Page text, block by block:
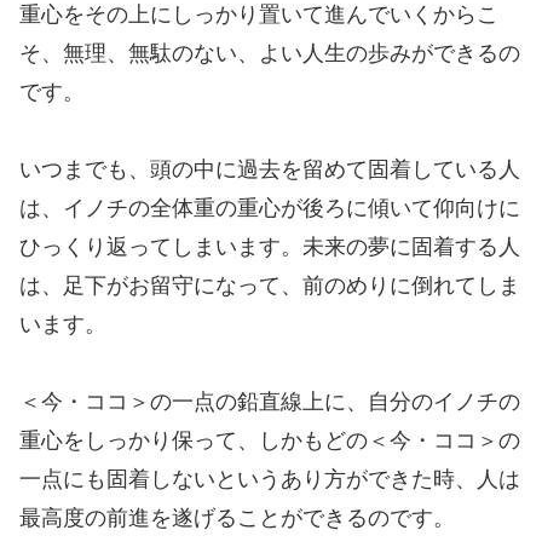
重心をその上にしっかり置いて進んでいくからこ
そ、無理、無駄のない、よい人生の歩みができるの
です。
いつまでも、頭の中に過去を留めて固着している人
は、イノチの全体重の重心が後ろに傾いて仰向けに
ひっくり返ってしまいます。未来の夢に固着する人
は、足下がお留守になって、前のめりに倒れてしま
います。
＜今・ココ＞の一点の鉛直線上に、自分のイノチの
重心をしっかり保って、しかもどの＜今・ココ＞の
一点にも固着しないというあり方ができた時、人は
最高度の前進を遂げることができるのです。